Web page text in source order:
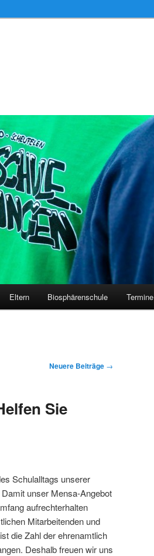
Eltern Biosphärenschule Termine
Neuere Beiträge →
Sie
Schulalltags unserer
unser Mensa-Angebot
aufrechterhalten
Mitarbeitenden und
die Zahl der ehrenamtlich
Deshalb freuen wir uns